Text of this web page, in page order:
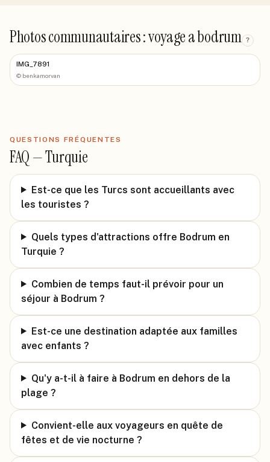
Photos communautaires : voyage a bodrum ?
IMG_7891
© benkamorvan
QUESTIONS FRÉQUENTES
FAQ —Turquie
Est-ce que les Turcs sont accueillants avec
les touristes ?
Quels types d'attractions offre Bodrum en
Turquie ?
Combien de temps faut-il prévoir pour un
séjour à Bodrum ?
Est-ce une destination adaptée aux familles
avec enfants ?
Qu'y a-t-il à faire à Bodrum en dehors de la
plage ?
Convient-elle aux voyageurs en quête de
fêtes et de vie nocturne ?